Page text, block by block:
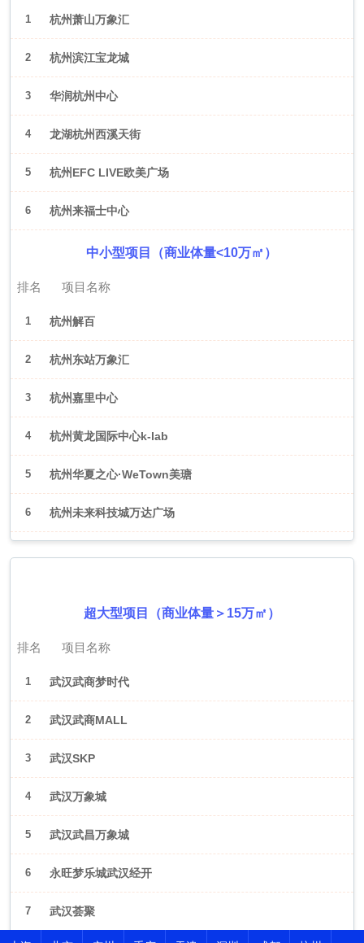
1 杭州萧山万象汇
2 杭州滨江宝龙城
3 华润杭州中心
4 龙湖杭州西溪天街
5 杭州EFC LIVE欧美广场
6 杭州来福士中心
中小型项目（商业体量<10万㎡）
排名 项目名称
1 杭州解百
2 杭州东站万象汇
3 杭州嘉里中心
4 杭州黄龙国际中心k-lab
5 杭州华夏之心·WeTown美瑭
6 杭州未来科技城万达广场
超大型项目（商业体量＞15万㎡）
排名 项目名称
1 武汉武商梦时代
2 武汉武商MALL
3 武汉SKP
4 武汉万象城
5 武汉武昌万象城
6 永旺梦乐城武汉经开
7 武汉荟聚